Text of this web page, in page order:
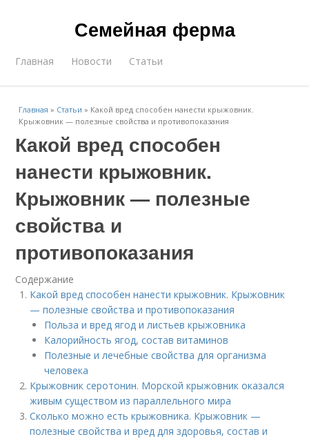
Семейная ферма
Главная Новости Статьи
Главная » Статьи » Какой вред способен нанести крыжовник.
Крыжовник — полезные свойства и противопоказания
Какой вред способен
нанести крыжовник.
Крыжовник — полезные
свойства и
противопоказания
Содержание
Какой вред способен нанести крыжовник. Крыжовник
— полезные свойства и противопоказания
Польза и вред ягод и листьев крыжовника
Калорийность ягод, состав витаминов
Полезные и лечебные свойства для организма
человека
Крыжовник серотонин. Морской крыжовник оказался
живым существом из параллельного мира
Сколько можно есть крыжовника. Крыжовник —
полезные свойства и вред для здоровья, состав и